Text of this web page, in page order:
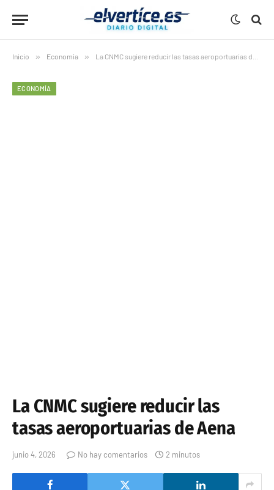
Inicio » Economía » La CNMC sugiere reducir las tasas aeroportuarias de Aena
ECONOMÍA
La CNMC sugiere reducir las
tasas aeroportuarias de Aena
junio 4, 2026 No hay comentarios 2 minutos